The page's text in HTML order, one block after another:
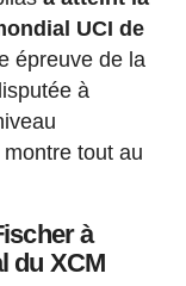
UCI de
épreuve de la
à
tout au
à
du XCM